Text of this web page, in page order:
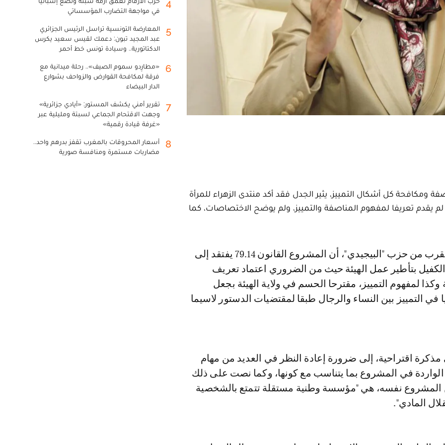
المتعلق بهيئة المناصفة ومكافحة كل أشكال التمييز، يثير الجدل فقد أكد منتدى الزهراء للمرأة
لم يقدم تعريفا لمفهوم المناصفة والتمييز، ولم يوضح الاختصاصات، كما
الكفيل بتأطير عمل الهيئة حيث من الضروري اعتماد تعريف
لمفهوم التمييز، مقترحا الحسم في ولاية الهيئة بجعل
التمييز بين النساء والرجال طبقا لمقتضيات الدستور لاسيما
اقتراحية، إلى ضرورة إعادة النظر في العديد من مهام
الواردة في المشروع بما يتناسب مع كونها، وكما نصت على ذلك
المشروع نفسه، هي "مؤسسة وطنية مستقلة تتمتع بالشخصية
المادي".
4
في مواجهة التضارب المؤسساتي
5
المعارضة التونسية تراسل الرئيس الجزائري
عبد المجيد تبون: دعمك لقيس سعيد يكرس
الدكتاتورية.. وسيادة تونس خط أحمر
6
«مطارِدو سموم الصيف».. رحلة ميدانية مع
فرقة لمكافحة القوارض والزواحف بشوارع
الدار البيضاء
7
تقرير أمني يكشف المستور: «أيادي جزائرية»
وجهت الاقتحام الجماعي لسبتة ومليلية عبر
«غرفة قيادة رقمية»
8
أسعار المحروقات بالمغرب تقفز بدرهم واحد..
مضاربات مستمرة ومنافسة صورية